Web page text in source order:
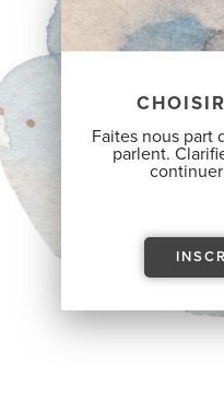
Faites nous part
parlent.